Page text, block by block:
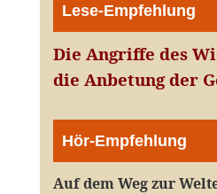
Lese-Empfehlung
Die Angriffe des
die Anbetung der
Hör-Empfehlung
Auf dem Weg zur